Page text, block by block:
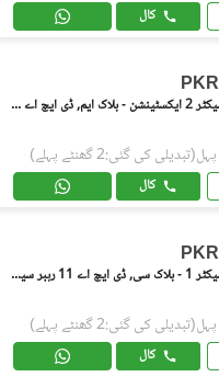
کال
PKR
ڈی ایچ اے 11 رہبر سیکٹر 2 ایکسٹینشن - بلاک ایم, ڈی ایچ اے 11 رہبر سیکٹر 2 ایکسٹینشن
(تبدیلی کی گئی:2 گھنٹے پہلے)
کال
PKR
ڈی ایچ اے 11 رہبر سیکٹر 1 - بلاک سی, ڈی ایچ اے 11 رہبر سیکٹر 1
(تبدیلی کی گئی:2 گھنٹے پہلے)
کال